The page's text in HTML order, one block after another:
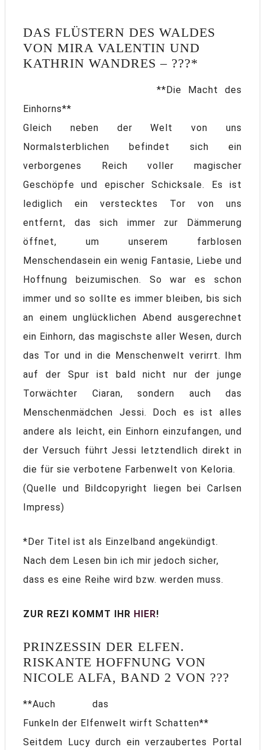
DAS FLÜSTERN DES WALDES
VON MIRA VALENTIN UND
KATHRIN WANDRES – ???*
**Die Macht des
Einhorns**
Gleich neben der Welt von uns
Normalsterblichen befindet sich ein
verborgenes Reich voller magischer
Geschöpfe und epischer Schicksale. Es ist
lediglich ein verstecktes Tor von uns
entfernt, das sich immer zur Dämmerung
öffnet, um unserem farblosen
Menschendasein ein wenig Fantasie, Liebe und
Hoffnung beizumischen. So war es schon
immer und so sollte es immer bleiben, bis sich
an einem unglücklichen Abend ausgerechnet
ein Einhorn, das magischste aller Wesen, durch
das Tor und in die Menschenwelt verirrt. Ihm
auf der Spur ist bald nicht nur der junge
Torwächter Ciaran, sondern auch das
Menschenmädchen Jessi. Doch es ist alles
andere als leicht, ein Einhorn einzufangen, und
der Versuch führt Jessi letztendlich direkt in
die für sie verbotene Farbenwelt von Keloria.
(Quelle und Bildcopyright liegen bei Carlsen
Impress)
*Der Titel ist als Einzelband angekündigt.
Nach dem Lesen bin ich mir jedoch sicher,
dass es eine Reihe wird bzw. werden muss.
ZUR REZI KOMMT IHR HIER!
PRINZESSIN DER ELFEN.
RISKANTE HOFFNUNG VON
NICOLE ALFA, BAND 2 VON ???
**Auch das
Funkeln der Elfenwelt wirft Schatten**
Seitdem Lucy durch ein verzaubertes Portal